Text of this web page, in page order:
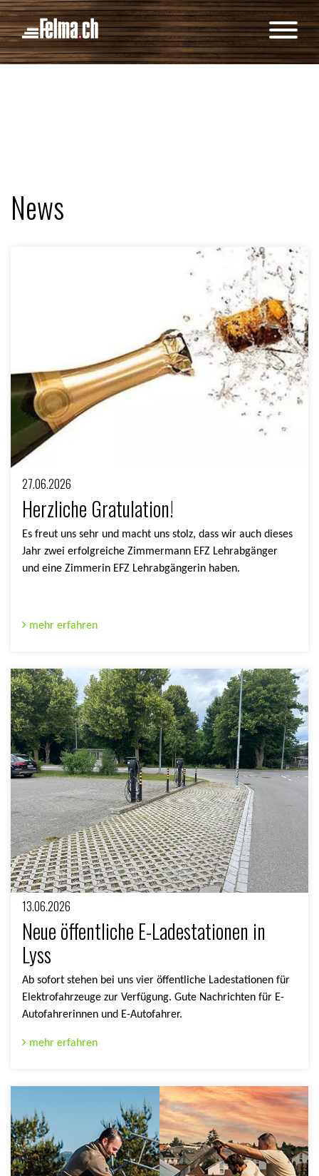
News
27.06.2026
Herzliche Gratulation!
Es freut uns sehr und macht uns stolz, dass wir auch dieses
Jahr zwei erfolgreiche Zimmermann EFZ Lehrabgänger
und eine Zimmerin EFZ Lehrabgängerin haben.
mehr erfahren
13.06.2026
Neue öffentliche E-Ladestationen in
Lyss
Ab sofort stehen bei uns vier öffentliche Ladestationen für
Elektrofahrzeuge zur Verfügung. Gute Nachrichten für E-
Autofahrerinnen und E-Autofahrer.
mehr erfahren
Cookie-Einstellungen